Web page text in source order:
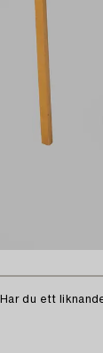
Har du ett